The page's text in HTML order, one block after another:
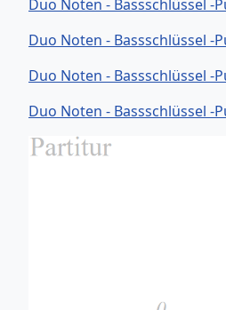
Duo Noten - Bassschlüssel -
Duo Noten - Bassschlüssel -
Duo Noten - Bassschlüssel -
Duo Noten - Bassschlüssel -